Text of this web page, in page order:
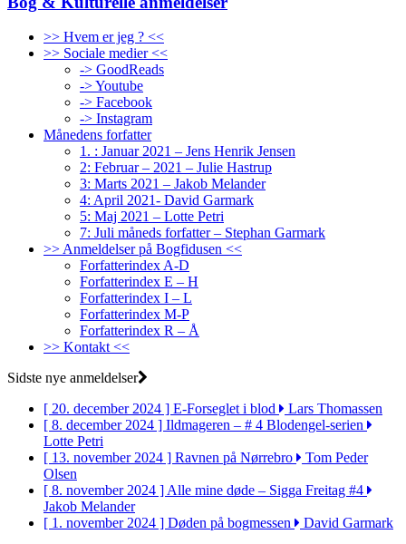
>> Hvem er jeg ? <<
>> Sociale medier <<
-> GoodReads
-> Youtube
-> Facebook
-> Instagram
Månedens forfatter
1. : Januar 2021 – Jens Henrik Jensen
2: Februar – 2021 – Julie Hastrup
3: Marts 2021 – Jakob Melander
4: April 2021- David Garmark
5: Maj 2021 – Lotte Petri
7: Juli måneds forfatter – Stephan Garmark
>> Anmeldelser på Bogfidusen <<
Forfatterindex A-D
Forfatterindex E – H
Forfatterindex I – L
Forfatterindex M-P
Forfatterindex R – Å
>> Kontakt <<
Sidste nye anmeldelser
[ 20. december 2024 ] E-Forseglet i blod
Lars Thomassen
[ 8. december 2024 ] Ildmageren – # 4 Blodengel-serien
Lotte Petri
[ 13. november 2024 ] Ravnen på Nørrebro
Tom Peder
Olsen
[ 8. november 2024 ]Alle mine døde – Sigga Freitag #4
Jakob Melander
[ 1. november 2024 ] Døden på bogmessen
David Garmark